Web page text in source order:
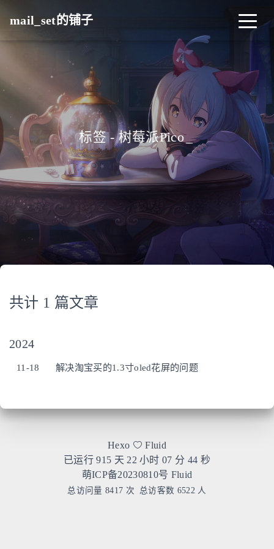
mail_set的铺子
标签 - 树莓派Pico_
共计 1 篇文章
2024
11-18 解决淘宝买的1.3寸oled花屏的问题
Hexo
Fluid
已运行 915 天 22 小时 07 分 44 秒
萌ICP备20230810号 Fluid
总访问量8417 次 总访客数 6522人